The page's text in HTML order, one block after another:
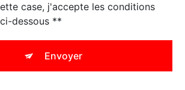
case, j'accepte les conditions
dessous **
Envoyer